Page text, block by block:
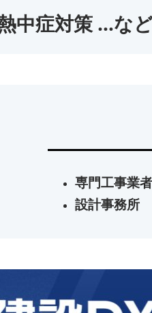
中症対策 …な
専門工事業者
設計事務所